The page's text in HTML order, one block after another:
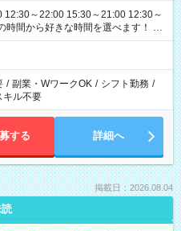
12:30～22:00 15:30～21:00 12:30～
あります
/ 副業・WワークOK / シフト勤務 /
キル不要
する 詳細へ
掲載日：2026.08.04